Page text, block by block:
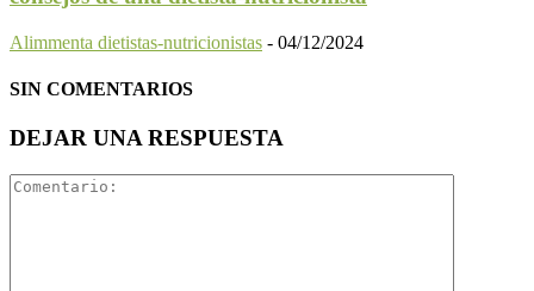
Alimmenta dietistas-nutricionistas - 04/12/2024
SIN COMENTARIOS
DEJAR UNA RESPUESTA